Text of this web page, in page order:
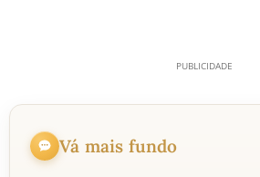
Vá mais fundo